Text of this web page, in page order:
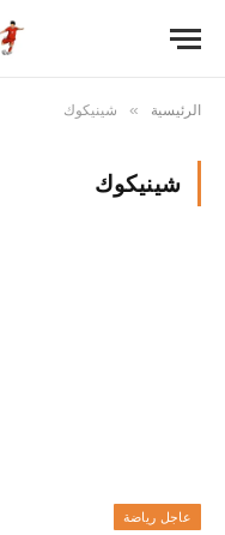
الرئيسية » شينيكوك
شينيكوك
عاجل رياضة